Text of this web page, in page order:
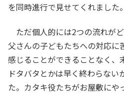
を同時進行で見せてくれました。
ただ個人的には2つの流れが
父さんの子どもたちへの対応に
感じることができることなく、
ドタバタとかは早く終わらない
た。カタキ役たちがお屋敷にや